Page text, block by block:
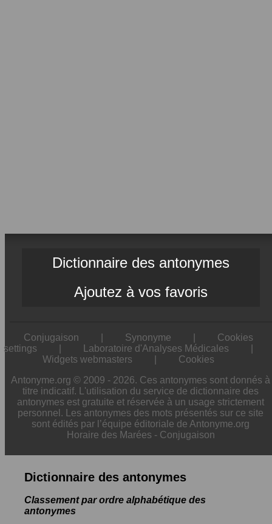
Dictionnaire des antonymes
Ajoutez à vos favoris
Conjugaison Synonyme
Cookies
settings
Laboratoire d'Analyses Médicales
Widgets webmasters
Cookies
Antonyme.org © 2009 - 2026. Ces antonymes sont donnés à
titre indicatif. L'utilisation du service de dictionnaire des
antonymes est gratuite et réservée à un usage strictement
personnel. Les antonymes des mots présentés sur ce site
sont édités par l’équipe éditoriale de Antonyme.org
Horaire des Marées - Conjugaison
Dictionnaire des antonymes
Classement par ordre alphabétique des
antonymes